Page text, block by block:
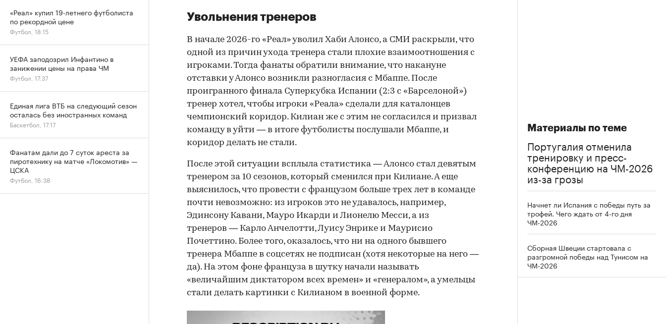
Увольнения тренеров
В начале 2026-го «Реал» уволил Хаби Алонсо, а СМИ раскрыли, что
одной из причин ухода тренера стали плохие взаимоотношения с
игроками. Тогда фанаты обратили внимание, что накануне
отставки у Алонсо возникли разногласия с Мбаппе. После
проигранного финала Суперкубка Испании (2:3 с «Барселоной»)
тренер хотел, чтобы игроки «Реала» сделали для каталонцев
чемпионский коридор. Килиан же с этим не согласился и призвал
команду в уйти — в итоге футболисты послушали Мбаппе, и
коридор делать не стали.
После этой ситуации всплыла статистика — Алонсо стал девятым
тренером за 10 сезонов, который сменился при Килиане. А еще
выяснилось, что провести с французом больше трех лет в команде
почти невозможно: из игроков это не удавалось, например,
Эдинсону Кавани, Мауро Икарди и Лионелю Месси, а из
тренеров — Карло Анчелотти, Луису Энрике и Маурисио
Почеттино. Более того, оказалось, что ни на одного бывшего
тренера Мбаппе в соцсетях не подписан (хотя некоторые на него —
да). На этом фоне француза в шутку начали называть
«величайшим диктатором всех времен» и «генералом», а умельцы
стали делать картинки с Килианом в военной форме.
Материалы по теме
Португалия отменила
тренировку и пресс-
конференцию на ЧМ-2026
из-за грозы
Начнет ли Испания с победы путь за
трофей. Чего ждать от 4-го дня
ЧМ-2026
Сборная Швеции стартовала с
разгромной победы над Тунисом на
ЧМ-2026
«Реал» купил 19-летнего футболиста
по рекордной цене
Футбол, 18:15
УЕФА заподозрил Инфантино в
занижении цены на права ЧМ
Футбол, 17:37
Единая лига ВТБ на следующий сезон
осталась без иностранных команд
Баскетбол, 17:17
Фанатам дали до 7 суток ареста за
пиротехнику на матче «Локомотив» —
ЦСКА
Футбол, 16:38